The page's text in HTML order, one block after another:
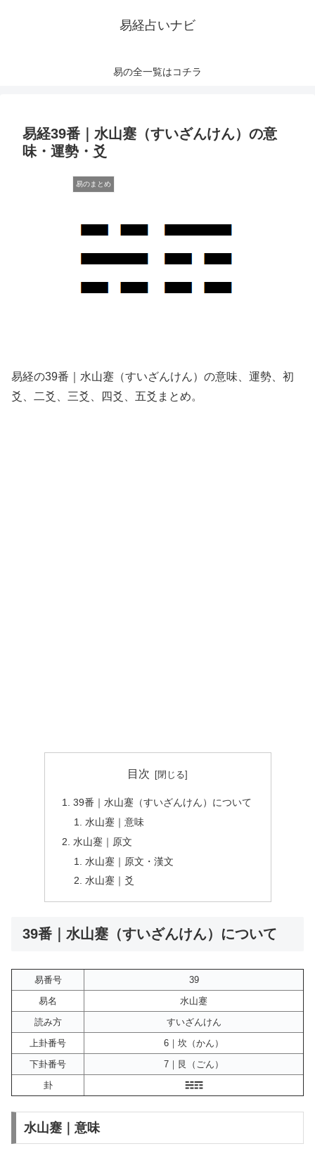
易経占いナビ
易の全一覧はコチラ
易経39番｜水山蹇（すいざんけん）の意
味・運勢・爻
易のまとめ
易経の39番｜水山蹇（すいざんけん）の意味、運勢、初
爻、二爻、三爻、四爻、五爻まとめ。
目次
39番｜水山蹇（すいざんけん）について
水山蹇｜意味
水山蹇｜原文
水山蹇｜原文・漢文
水山蹇｜爻
39番｜水山蹇（すいざんけん）について
易番号
39
易名
水山蹇
読み方
すいざんけん
上卦番号
6｜坎（かん）
下卦番号
7｜艮（ごん）
卦
☵☶
水山蹇｜意味